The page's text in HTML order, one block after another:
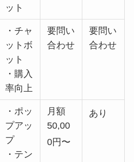
ット
・チャ
ットボ
ット
・購入
率向上
要問い
合わせ
要問い
合わせ
・ポッ
プアッ
プ
・テン
月額
50,00
0円〜
あり